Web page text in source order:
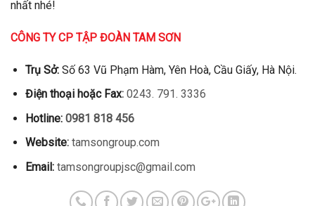
nhất nhé!
CÔNG TY CP TẬP ĐOÀN TAM SƠN
Trụ Sở:Số 63 Vũ Phạm Hàm, Yên Hoà, Cầu Giấy, Hà Nội.
Điện thoại hoặc Fax:0243. 791. 3336
Hotline: 0981 818 456
Website:tamsongroup.com
Email:tamsongroupjsc@gmail.com